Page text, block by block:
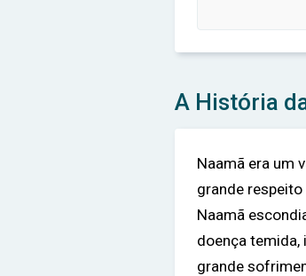
A História
Naamã era um
grande respeito
Naamã
doença temida,
grande